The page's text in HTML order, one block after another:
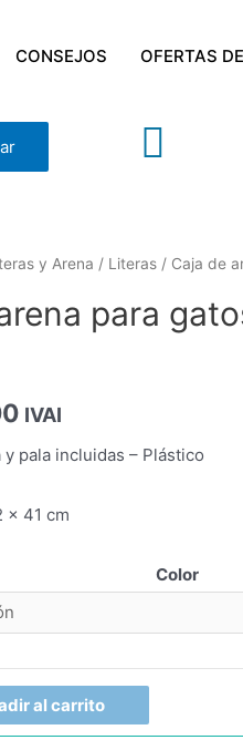
CONSEJOS OFERTAS
y Arena / Literas / Caja de
para
IVAI
pala incluidas – Plástico
x 41 cm
Color
al carrito